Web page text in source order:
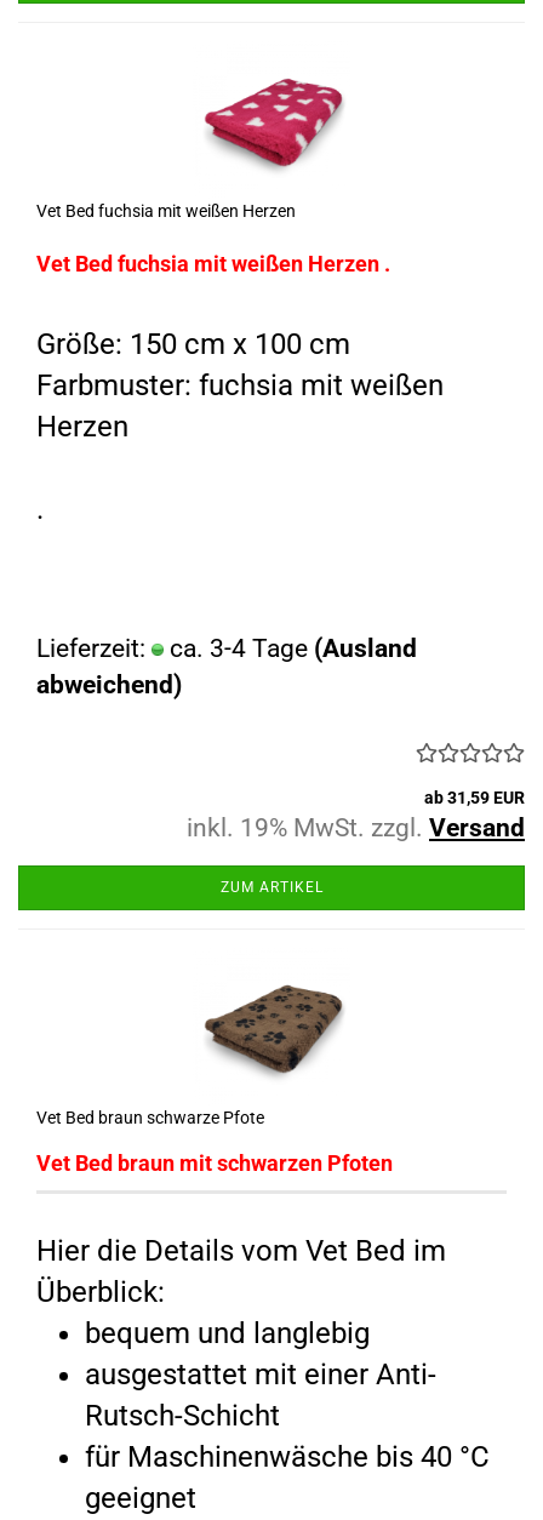
Vet Bed fuchsia mit weißen Herzen
Vet Bed fuchsia mit weißen Herzen .
Größe: 150 cm x 100 cm
Farbmuster: fuchsia mit weißen
Herzen
.
Lieferzeit: ca. 3-4 Tage (Ausland
abweichend)
ab 31,59 EUR
inkl. 19% MwSt. zzgl. Versand
ZUM ARTIKEL
Vet Bed braun schwarze Pfote
Vet Bed braun mit schwarzen Pfoten
Hier die Details vom Vet Bed im
Überblick:
bequem und langlebig
ausgestattet mit einer Anti-
Rutsch-Schicht
für Maschinenwäsche bis 40 °C
geeignet